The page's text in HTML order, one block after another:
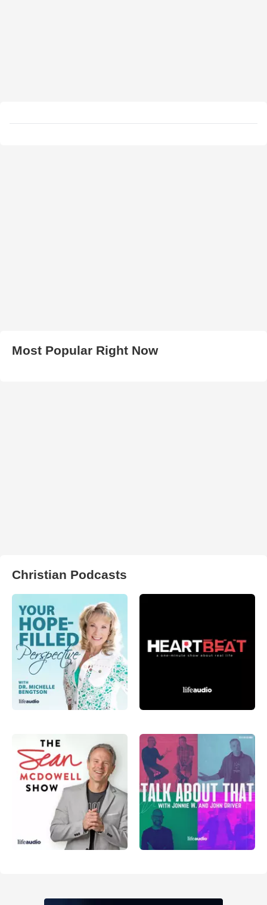
Most Popular Right Now
Christian Podcasts